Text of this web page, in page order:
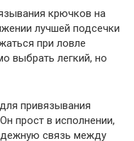
крючков на
лучшей подсечки
при ловле
выбрать легкий, но
привязывания
прост в исполнении,
связь между